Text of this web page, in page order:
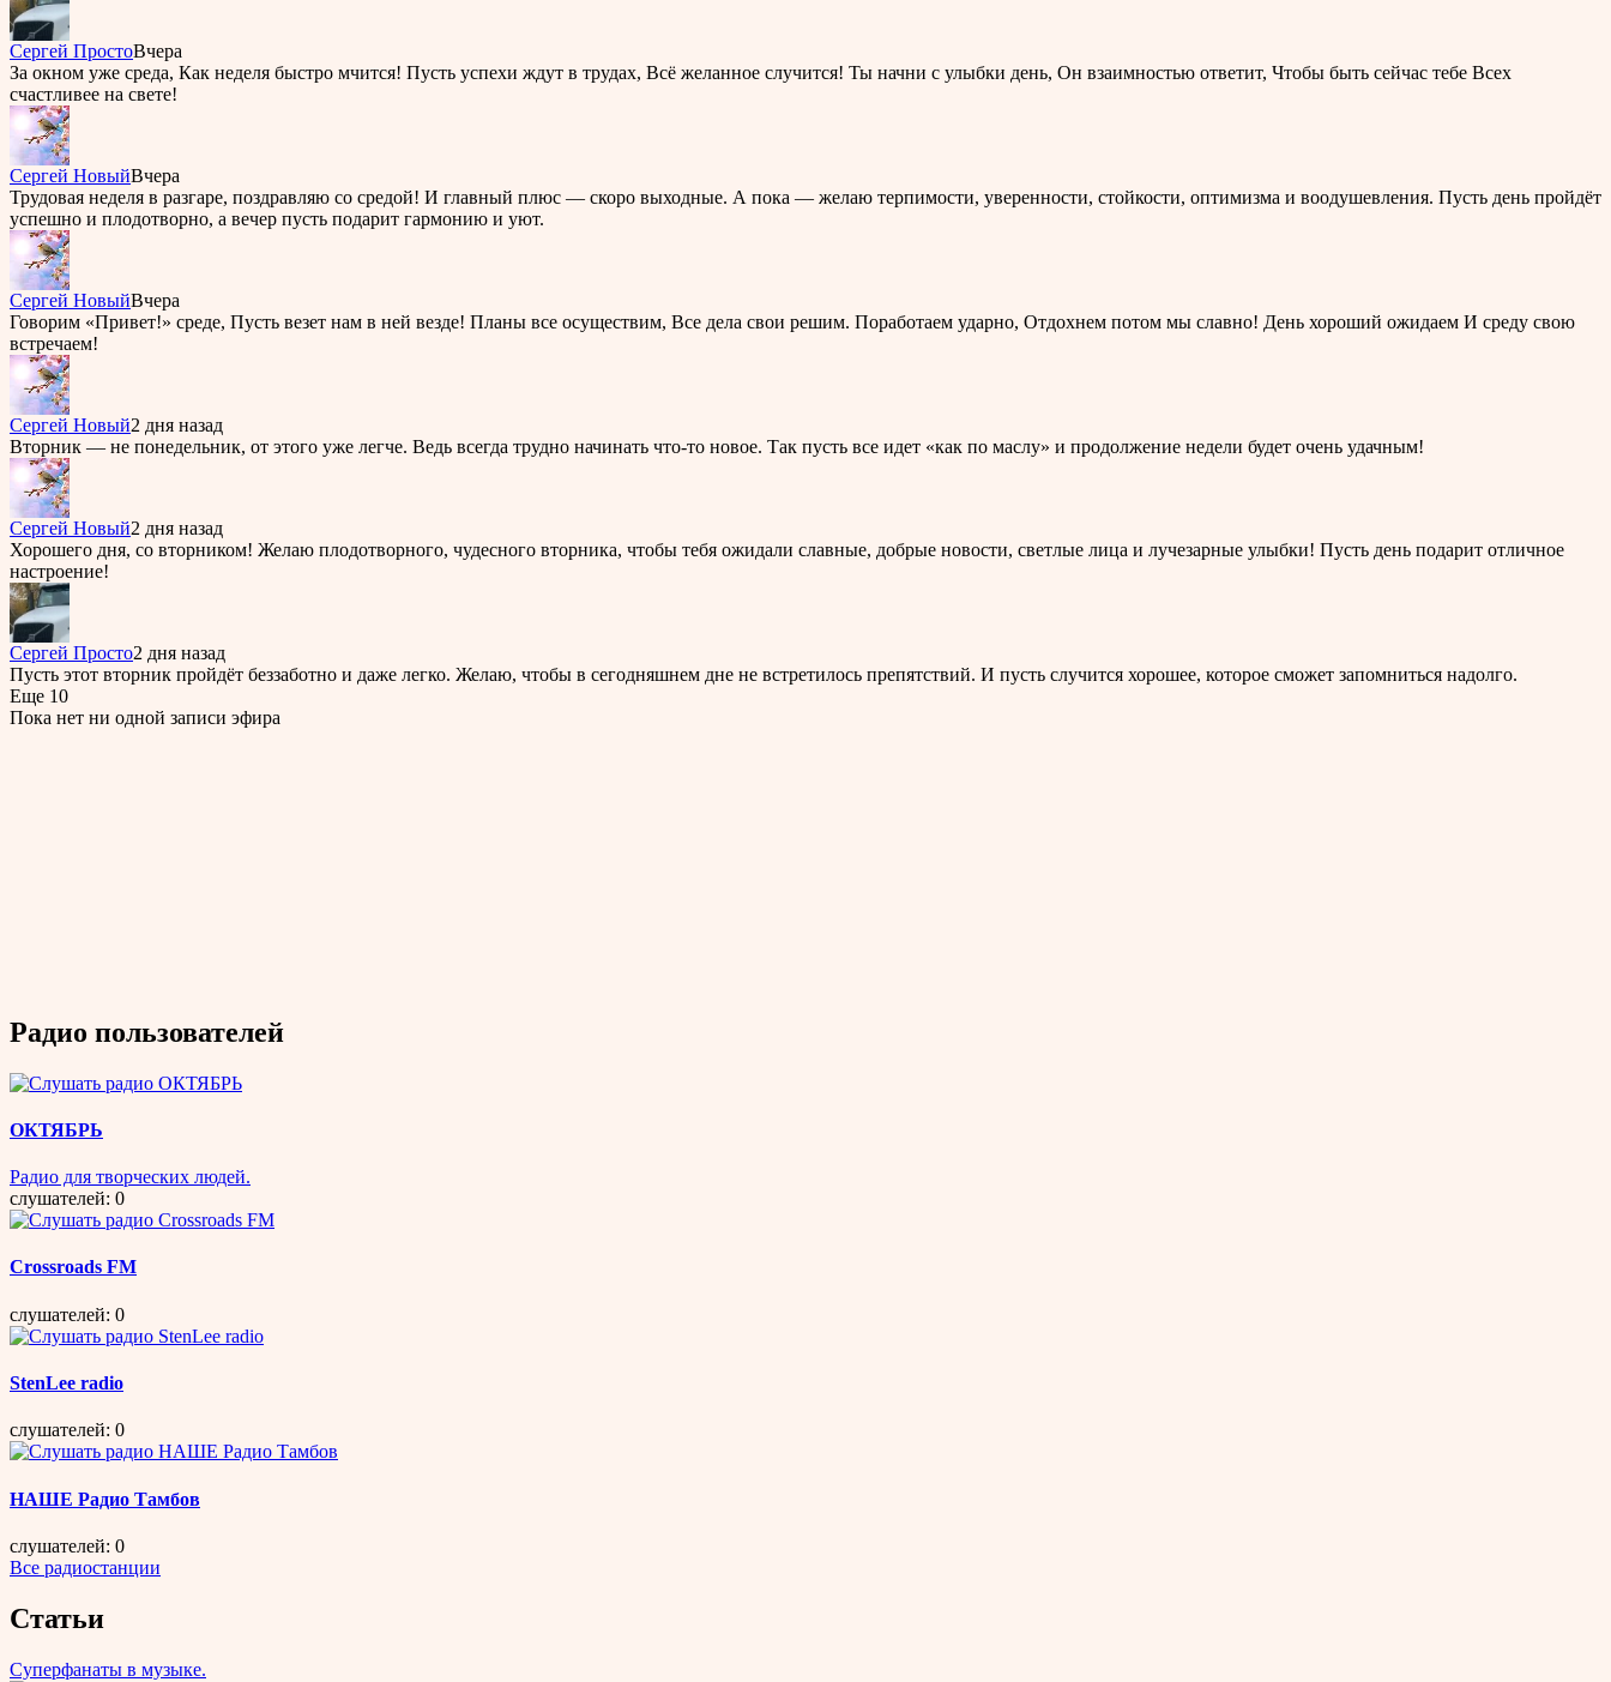
Сергей ПростоВчера
За окном уже среда, Как неделя быстро мчится! Пусть успехи ждут в трудах, Всё желанное случится! Ты начни с улыбки день, Он взаимностью ответит, Чтобы быть сейчас тебе Всех
счастливее на свете!
Cергей НовыйВчера
Трудовая неделя в разгаре, поздравляю со средой! И главный плюс — скоро выходные. А пока — желаю терпимости, уверенности, стойкости, оптимизма и воодушевления. Пусть день пройдёт
успешно и плодотворно, а вечер пусть подарит гармонию и уют.
Cергей НовыйВчера
Говорим «Привет!» среде, Пусть везет нам в ней везде! Планы все осуществим, Все дела свои решим. Поработаем ударно, Отдохнем потом мы славно! День хороший ожидаем И среду свою
встречаем!
Cергей Новый2 дня назад
Вторник — не понедельник, от этого уже легче. Ведь всегда трудно начинать что-то новое. Так пусть все идет «как по маслу» и продолжение недели будет очень удачным!
Cергей Новый2 дня назад
Хорошего дня, со вторником! Желаю плодотворного, чудесного вторника, чтобы тебя ожидали славные, добрые новости, светлые лица и лучезарные улыбки! Пусть день подарит отличное
настроение!
Сергей Просто2 дня назад
Пусть этот вторник пройдёт беззаботно и даже легко. Желаю, чтобы в сегодняшнем дне не встретилось препятствий. И пусть случится хорошее, которое сможет запомниться надолго.
Еще 10
Пока нет ни одной записи эфира
Радио пользователей
ОКТЯБРЬ
Радио для творческих людей.
слушателей: 0
Crossroads FM
слушателей: 0
StenLee radio
слушателей: 0
НАШЕ Радио Тамбов
слушателей: 0
Все радиостанции
Статьи
Суперфанаты в музыке.